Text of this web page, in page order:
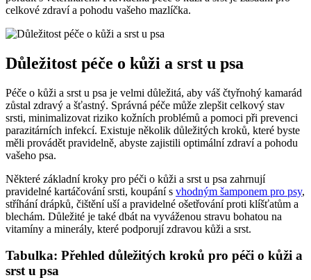
celkové zdraví a pohodu vašeho mazlíčka.
Důležitost péče o kůži a srst u psa
Péče o kůži a srst u psa je velmi důležitá, aby váš čtyřnohý kamarád
zůstal zdravý a šťastný. Správná péče může zlepšit celkový stav
srsti, minimalizovat riziko kožních problémů a pomoci při prevenci
parazitárních infekcí. Existuje několik důležitých kroků, které byste
měli provádět pravidelně, abyste zajistili optimální zdraví a pohodu
vašeho psa.
Některé základní kroky pro péči o kůži a srst u psa zahrnují
pravidelné kartáčování srsti, koupání s vhodným šamponem pro psy,
stříhání drápků, čištění uší a pravidelné ošetřování proti klíšťatům a
blechám. Důležité je také dbát na vyváženou stravu bohatou na
vitamíny a minerály, které podporují zdravou kůži a srst.
Tabulka: Přehled důležitých kroků pro péči o kůži a
srst u psa